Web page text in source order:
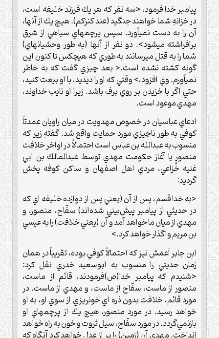
پيامبر خدا فرمود، <سه نفر كه هر يك فرزند خليفه است،
در خزانهِ شما خواهند جنگيد (عند كنزكم). هيچ يك از آنها،
آن را به دست نميآورد. سپس پرچمهاي سياهي از شرق
برافراشته ميشود>. دو نفر از آنها (به طور وحشيانهاي)
شما را به قتل ميرسانند به طوري كه هيچكس تا كنون اين
گونه كشته نشده است.< بعد چيزي گفت كه به خاطر
نميآورم. وي افزود،> وقتي كه او را ديديد، با او بيعت كنيد،
حتي اگر با خزيدن بر روي برف باشد. زيرا او نايب خداوند،
مهدي موعود است.
ادعاي عباسيان در خصوص مهدويت در ميان راويان عمدتاً
كوفي به طور ناچيزي مورد حمايت واقع شد. گفتهِ زير كه
منسوب به عبدالله بن عباس است احتمالاً در اواخر خلافت
منصور يا آغاز حكومت مهدي توسط عبدالمالك بن ابي
غنيه خُزاعي، مردي اهل اصفهان و ساكن كوفه پخش
گرديد:
<به خدا قسم، پس از آن (يعني پس از دوازده خليفه اي كه
در حديثي از پيامبر پيش‌بيني شده‌اند) سفّاح، منصور، و
مهدي از ميان ما خواهد آمد و آن (يعني خلافت) را به عيسي
بن مريم واگذار خواهد كرد.>
ابن جابر اَعمَش نيز كه احتمالاً كوفي بوده، تقريباً در همان
زمان حديثي را منسوب به ابوسعيد خدري نقل كرد:
<شنيدم كه پيامبر خدا(ص)فرمودند، قائم از ماست،
منصور از ماست، سفّاح از ماست، و مهدي از ماست. در
مورد قائم، خلافت بدون ذره اي خونريزي از سوي او، به او
خواهد رسيد. در مورد منصور، هيچ يك از پرچمهاي او
بازنمي‌گردد. در مورد سفّاح، سيل ثروت و خون به راه خواهد